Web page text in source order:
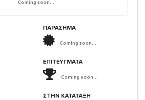
Coming soon...
ΠΑΡΑΣΗΜΑ
Coming soon...
ΕΠΙΤΕΎΓΜΑΤΑ
Coming soon...
ΣΤΗΝ ΚΑΤΆΤΑΞΗ